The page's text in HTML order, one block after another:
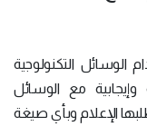
التكنولوجية
وإيجابية مع الوسائل
الإعلام وبأي صيغة